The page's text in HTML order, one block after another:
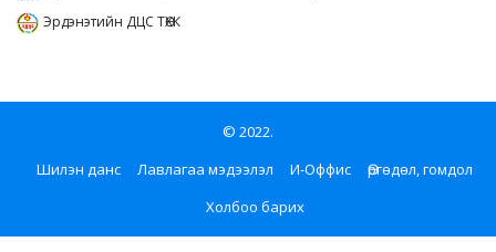
Эрдэнэтийн ДЦС ТӨХК
© 2022.
Шилэн данс
Лавлагаа мэдээлэл И-Оффис
Өргөдөл, гомдол
Холбоо барих